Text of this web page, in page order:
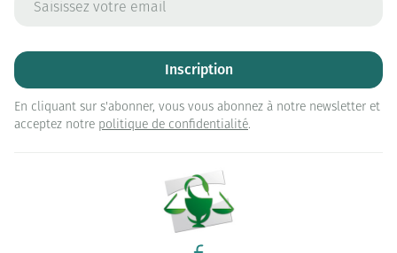
Inscription
En cliquant sur s'abonner, vous vous abonnez à notre newsletter et
acceptez notre politique de confidentialité.